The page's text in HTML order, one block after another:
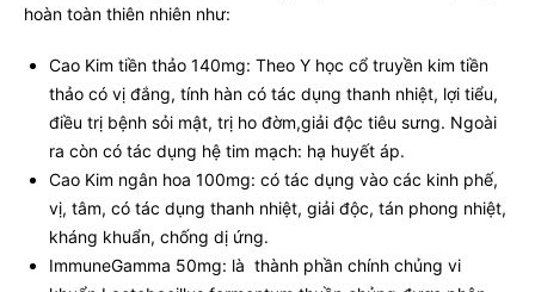
hoàn toàn thiên nhiên như:
Cao Kim tiền thảo 140mg: Theo Y học cổ truyền kim tiền
thảo có vị đắng, tính hàn có tác dụng thanh nhiệt, lợi tiểu,
điều trị bệnh sỏi mật, trị ho đờm,giải độc tiêu sưng. Ngoài
ra còn có tác dụng hệ tim mạch: hạ huyết áp.
Cao Kim ngân hoa 100mg: có tác dụng vào các kinh phế,
vị, tâm, có tác dụng thanh nhiệt, giải độc, tán phong nhiệt,
kháng khuẩn, chống dị ứng.
ImmuneGamma 50mg: là thành phần chính chủng vi